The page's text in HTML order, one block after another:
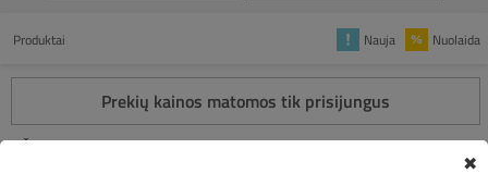
Produktai Nauja Nuolaida
Prekių kainos matomos tik prisijungus
Šioje kategorijoje nėra prekių.
✖